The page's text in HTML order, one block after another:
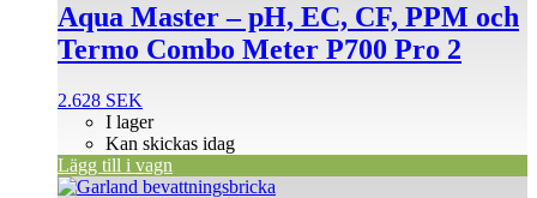
Aqua Master – pH, EC, CF, PPM och
Termo Combo Meter P700 Pro 2
2.628 SEK
I lager
Kan skickas idag
Lägg till i vagn
Den